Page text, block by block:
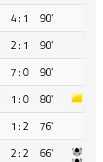
4 : 1
90'
2 : 1
90'
7 : 0
90'
1 : 0
80'
1 : 2
76'
2 : 2 66'